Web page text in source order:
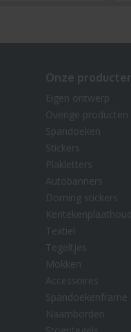
Onze
Eigen ontwerp
Overige producten
Spandoeken
Stickers
Plakletters
Autobanners
Doming stickers
Textiel
Tegeltjes
Mokken
Accessoires
Spandoekenframe
Naamborden